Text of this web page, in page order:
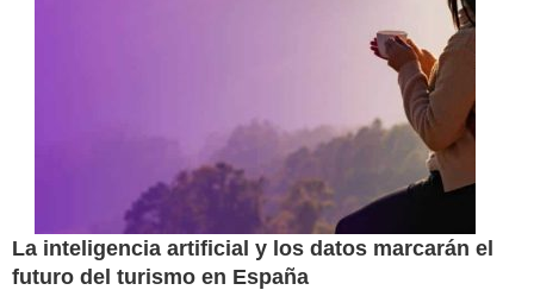
La inteligencia artificial y los datos marcarán el
futuro del turismo en España